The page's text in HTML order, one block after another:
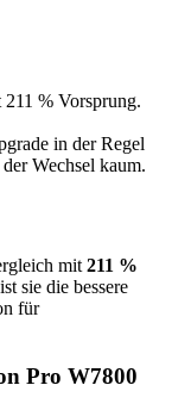
% Vorsprung.
in der Regel
Wechsel kaum.
mit 211 %
sie die bessere
für
Pro W7800